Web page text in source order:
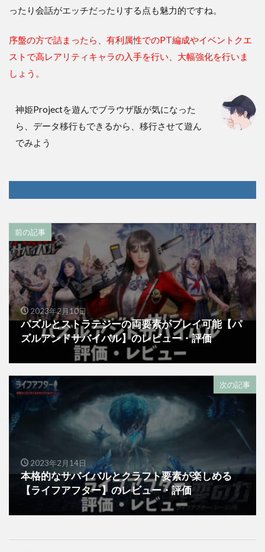
ったり会話がエッチだったりする点も魅力的ですね。
序盤の方で詰まったら、有利属性でのPT編成やイベントクエ
ストで高レアリティキャラの入手を行い、大幅強化を行いま
しょう。
神姫Projectを遊んでブラウザ版が気になった
ら、データ移行もできるから、移行させて遊ん
でみよう
前の記事
2023年2月10日
パズルとストラテジーの両要素がプレイ可能【パ
ズルアンドサバイバル】のレビュー・評価
次の記事
2023年2月14日
本格的なサバイバルとクラフト要素が楽しめる
【ライフアフター】のレビュー・評価